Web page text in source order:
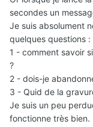
secondes un
Je suis absolument
quelques questions :
1 - comment savoir
?
2 - dois-je
3 - Quid de la
Je suis un peu
fonctionne très bien.